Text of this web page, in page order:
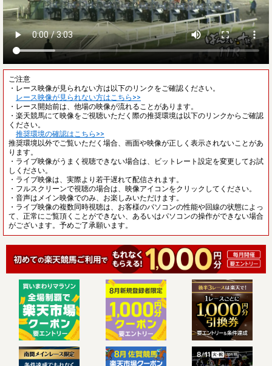
ご注意
・レース映像が見られない方は以下のリンクをご確認ください。
レース映像が見られない方はこちら>>
・レース開始前は、他場の映像が流れることがあります。
・楽天競馬にて映像をご視聴いただく際の推奨環境は以下のリンクからご確認
ください。
推奨環境の確認はこちら>>
推奨環境以外でご覧いただく場合、画面や映像が正しく表示されないことがあ
ります。
・ライブ映像がうまく視聴できない場合は、ビットレート設定を変更してお試
しください。
・ライブ映像は、実際より若干遅れて配信されます。
・フルスクリーンで視聴の場合は、映像アイコンをクリックしてください。
・音声はメイン映像でのみ、お楽しみいただけます。
・ライブ映像の複数同時視聴は、お客様のパソコンの性能や回線の状態によっ
て、正常にご覧頂くことができない、あるいはパソコンの操作ができない場合
がございます。予めご了承願います。